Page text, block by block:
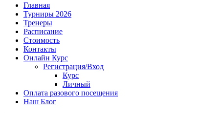
Главная
Турниры 2026
Тренеры
Расписание
Стоимость
Контакты
Онлайн Курс
Регистрация/Вход
Курс
Личный
Оплата разового посещения
Наш Блог